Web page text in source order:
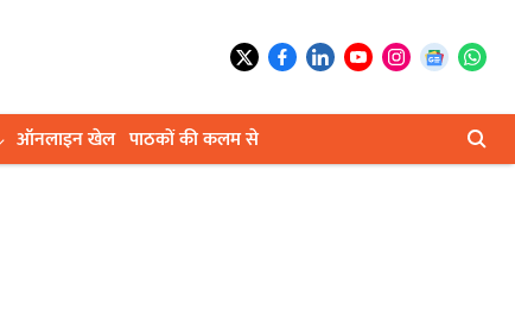
ऑनलाइन खेल पाठकों की कलम से